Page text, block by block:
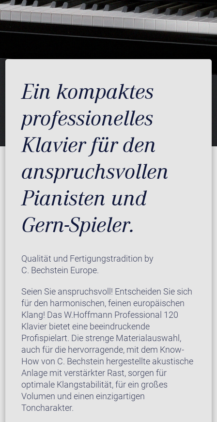
Ein kompaktes
professionelles
Klavier für den
anspruchsvollen
Pianisten und
Gern-Spieler.
Qualität und Fertigungstradition by
C. Bechstein Europe.
Seien Sie anspruchsvoll! Entscheiden Sie sich
für den harmonischen, feinen europäischen
Klang! Das W.Hoffmann Professional 120
Klavier bietet eine beeindruckende
Profispielart. Die strenge Materialauswahl,
auch für die hervorragende, mit dem Know-
How von C. Bechstein hergestellte akustische
Anlage mit verstärkter Rast, sorgen für
optimale Klangstabilität, für ein großes
Volumen und einen einzigartigen
Toncharakter.